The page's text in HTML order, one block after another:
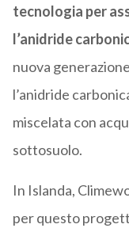
tecnologia per
l’anidride
nuova
l’anidride
miscelata con
sottosuolo.
In Islanda,
per questo